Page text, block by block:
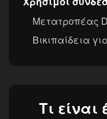
Μετατροπέας
Βικιπαίδεια
Τι είναι